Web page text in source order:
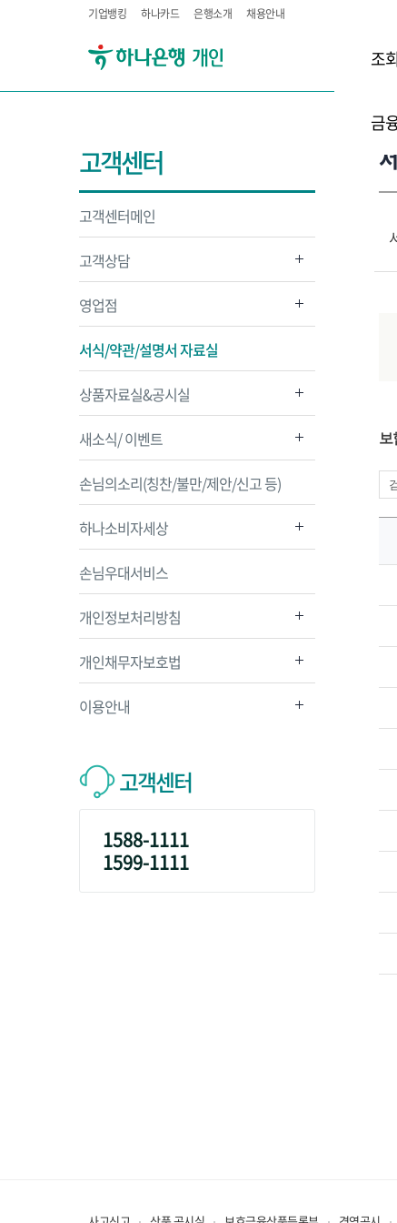
기업뱅킹 하나카드 은행소개 채용안내
조
금
고객센터
고객센터메인
고객상담
영업점
서식/약관/설명서 자료실
상품자료실&공시실
새소식/ 이벤트
손님의소리(칭찬/불만/제안/신고 등)
하나소비자세상
손님우대서비스
개인정보처리방침
개인채무자보호법
이용안내
고객센터
1588-1111
1599-1111
보